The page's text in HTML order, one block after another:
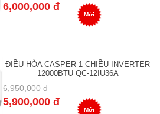
6,000,000 đ
Mới
ĐIỀU HÒA CASPER 1 CHIỀU INVERTER
12000BTU QC-12IU36A
6,950,000 đ
5,900,000 đ
Mới